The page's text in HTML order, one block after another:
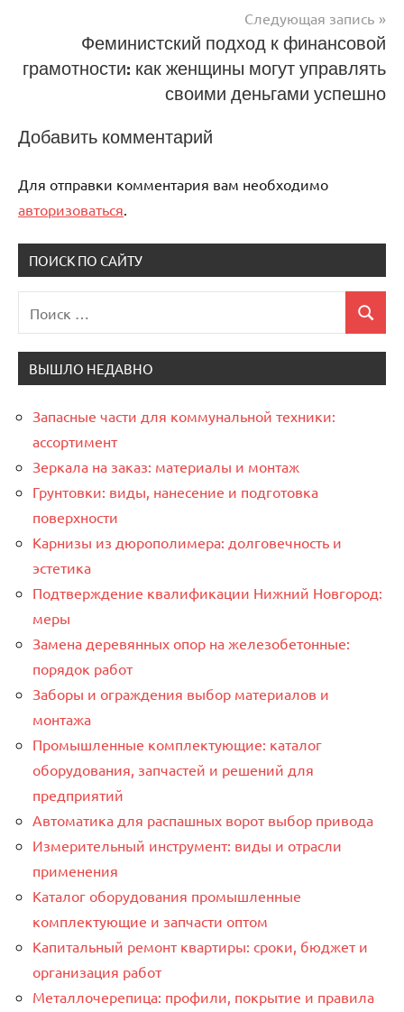
Следующая запись
Феминистский подход к финансовой
грамотности: как женщины могут управлять
своими деньгами успешно
Добавить комментарий
Для отправки комментария вам необходимо
авторизоваться.
ПОИСК ПО САЙТУ
для:
Поиск
ВЫШЛО НЕДАВНО
Запасные части для коммунальной техники:
ассортимент
Зеркала на заказ: материалы и монтаж
Грунтовки: виды, нанесение и подготовка
поверхности
Карнизы из дюрополимера: долговечность и
эстетика
Подтверждение квалификации Нижний Новгород:
меры
Замена деревянных опор на железобетонные:
порядок работ
Заборы и ограждения выбор материалов и
монтажа
Промышленные комплектующие: каталог
оборудования, запчастей и решений для
предприятий
Автоматика для распашных ворот выбор привода
Измерительный инструмент: виды и отрасли
применения
Каталог оборудования промышленные
комплектующие и запчасти оптом
Капитальный ремонт квартиры: сроки, бюджет и
организация работ
Металлочерепица: профили, покрытие и правила